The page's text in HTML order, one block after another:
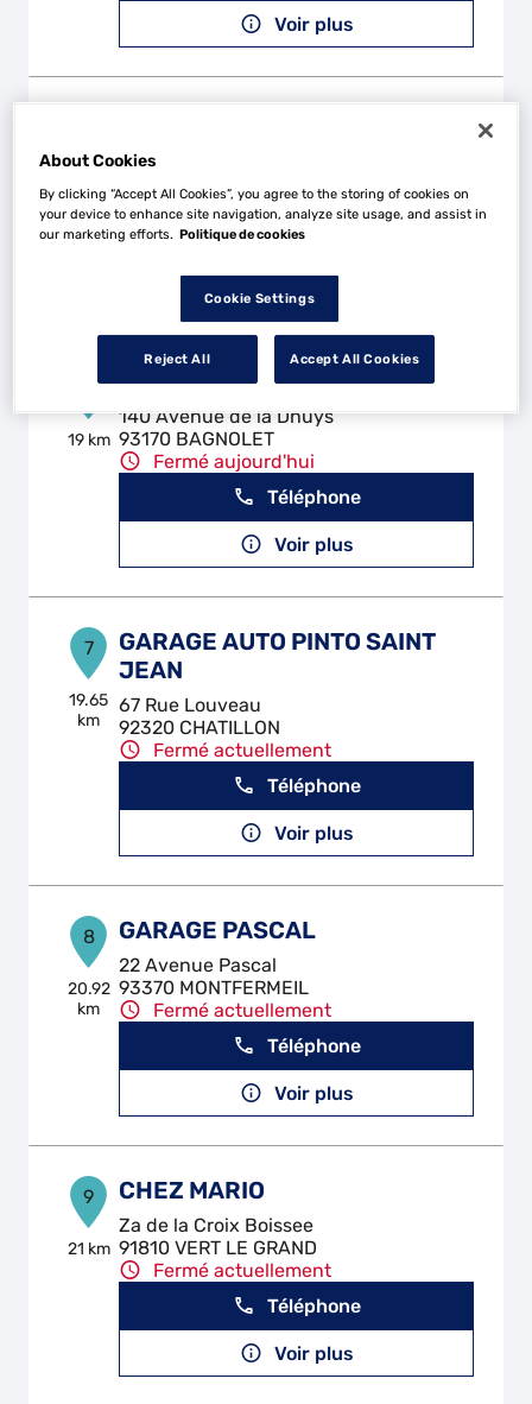
Voir plus
km
66 rue Gabriel Peri
Fermé actuellement
Téléphone
Voir plus
19 km
GARAGE DE BAGNOLET
140 Avenue de la Dhuys
93170 BAGNOLET
Fermé aujourd'hui
Téléphone
Voir plus
7
19.65
km
GARAGE AUTO PINTO SAINT
JEAN
67 Rue Louveau
92320 CHATILLON
Fermé actuellement
Téléphone
Voir plus
8
20.92
km
GARAGE PASCAL
22 Avenue Pascal
93370 MONTFERMEIL
Fermé actuellement
Téléphone
Voir plus
9
21 km
CHEZ MARIO
Za de la Croix Boissee
91810 VERT LE GRAND
Fermé actuellement
Téléphone
Voir plus
About Cookies
By clicking “Accept All Cookies”, you agree to the storing of cookies on
your device to enhance site navigation, analyze site usage, and assist in
our marketing efforts. Politique de cookies
Cookie Settings
Reject All Accept All Cookies